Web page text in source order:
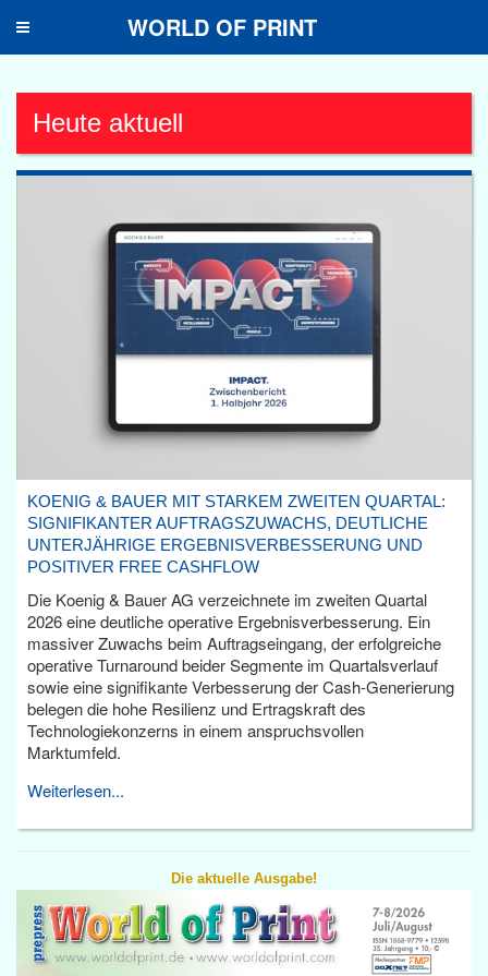
Toggle
WORLD OF PRINT
Heute aktuell
KOENIG & BAUER MIT STARKEM ZWEITEN QUARTAL:
SIGNIFIKANTER AUFTRAGSZUWACHS, DEUTLICHE
UNTERJÄHRIGE ERGEBNISVERBESSERUNG UND
POSITIVER FREE CASHFLOW
Die Koenig & Bauer AG verzeichnete im zweiten Quartal
2026 eine deutliche operative Ergebnisverbesserung. Ein
massiver Zuwachs beim Auftragseingang, der erfolgreiche
operative Turnaround beider Segmente im Quartalsverlauf
sowie eine signifikante Verbesserung der Cash-Generierung
belegen die hohe Resilienz und Ertragskraft des
Technologiekonzerns in einem anspruchsvollen
Marktumfeld.
Weiterlesen...
Die aktuelle Ausgabe!